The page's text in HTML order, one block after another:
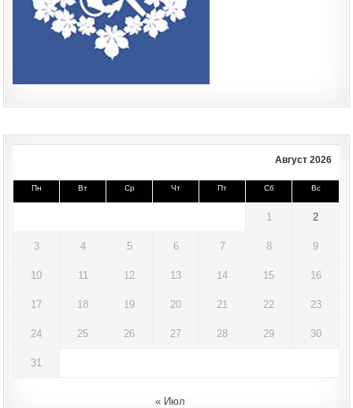
Август 2026
Пн Вт Ср Чт Пт Сб Вс
1 2
3 4 5 6 7 8 9
10 11 12 13 14 15 16
17 18 19 20 21 22 23
24 25 26 27 28 29 30
31
« Июл